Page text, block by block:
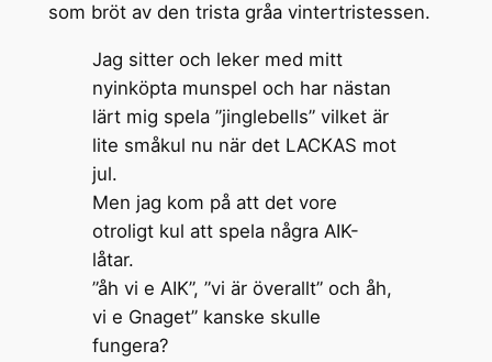
som bröt av den trista gråa vintertristessen.
Jag sitter och leker med mitt
nyinköpta munspel och har nästan
lärt mig spela ”jinglebells” vilket är
lite småkul nu när det LACKAS mot
jul.
Men jag kom på att det vore
otroligt kul att spela några AIK-
låtar.
”åh vi e AIK”, ”vi är överallt” och åh,
vi e Gnaget” kanske skulle
fungera?